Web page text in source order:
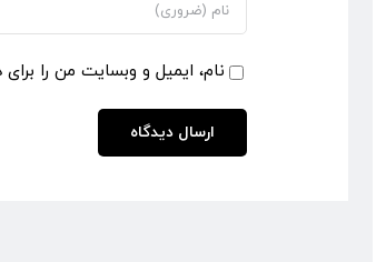
نام، ایمیل و وبسایت من را